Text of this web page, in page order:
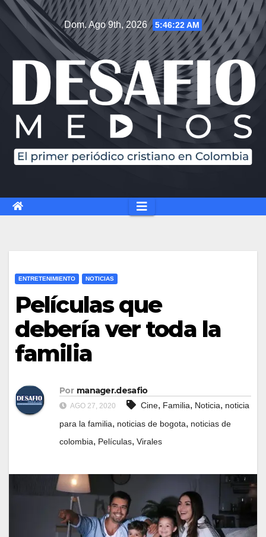
Saltar
contenido
Dom. Ago 9th, 2026 5:46:23 AM
ENTRETENIMIENTO NOTICIAS
Películas que
debería ver toda la
familia
Por manager.desafio
AGO 27, 2020 Cine, Familia, Noticia, noticia
para la familia, noticias de bogota, noticias de
colombia, Películas, Virales